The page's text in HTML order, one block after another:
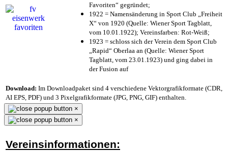
Favoriten“ gegründet;
1922 = Namensänderung in Sport Club „Freiheit
X“ von 1920 (Quelle: Wiener Sport Tagblatt,
vom 10.01.1922); Vereinsfarben: Rot-Weiß;
1923 = schloss sich der Verein dem Sport Club
„Rapid“ Oberlaa an (Quelle: Wiener Sport
Tagblatt, vom 23.01.1923) und ging dabei in
der Fusion auf
Download: Im Downloadpaket sind 4 verschiedene Vektorgrafikformate (CDR,
AI EPS, PDF) und 3 Pixelgrafikformate (JPG, PNG, GIF) enthalten.
×
×
Vereinsinformationen: